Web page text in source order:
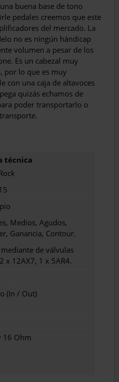
buena base de tono
pedales creemos que este
del mercado. La
no es ningún hándicap
volumen a pesar de los
Es un cabezal muy
por lo que es muy
con una caja de altavoces
quizás echamos de
poder transportarlo o
Medios, Agudos,
Ganancia, Contour.
de válvulas
x 12AX7, 1 x 5AR4.
(In / Out)
16 Ohm